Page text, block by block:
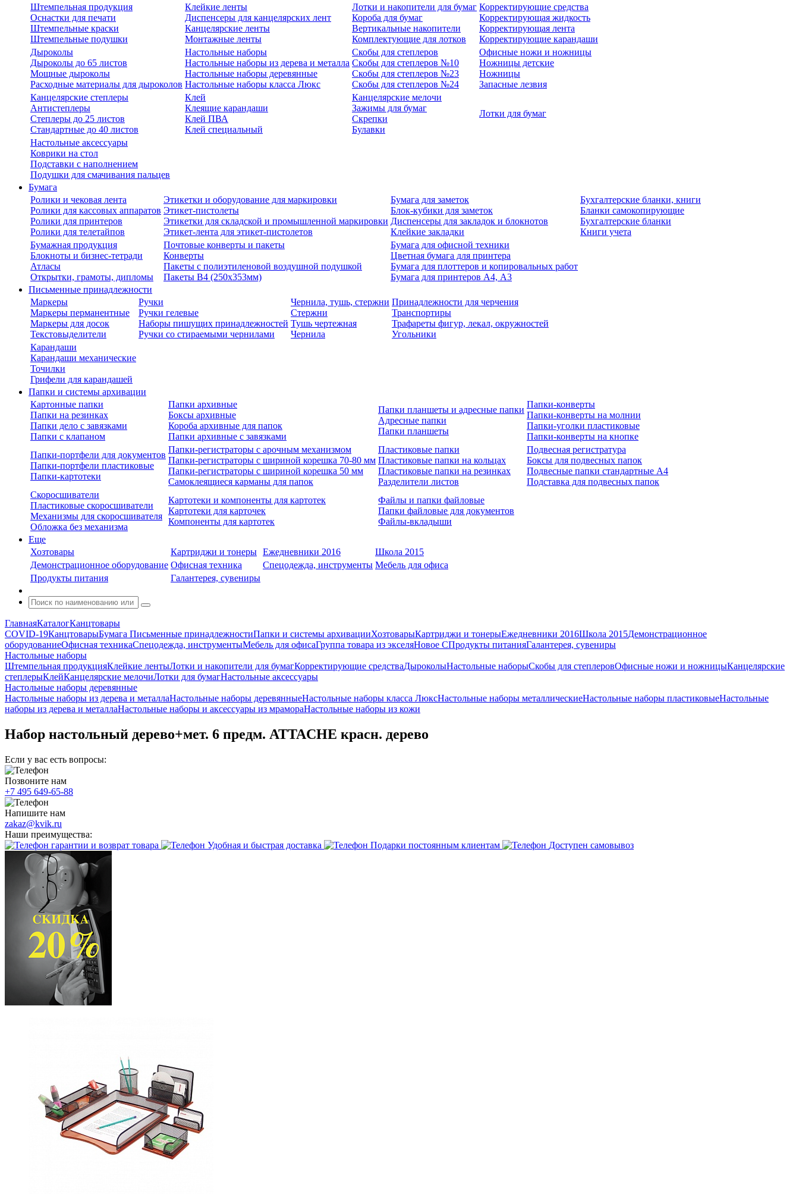
Штемпельная продукция
Оснастки для печати
Штемпельные краски
Штемпельные подушки
Клейкие ленты
Диспенсеры для канцелярских лент
Канцелярские ленты
Монтажные ленты
Лотки и накопители для бумаг
Короба для бумаг
Вертикальные накопители
Комплектующие для лотков
Корректирующие средства
Корректирующая жидкость
Корректирующая лента
Корректирующие карандаши
Дыроколы
Дыроколы до 65 листов
Мощные дыроколы
Расходные материалы для дыроколов
Настольные наборы
Настольные наборы из дерева и металла
Настольные наборы деревянные
Настольные наборы класса Люкс
Скобы для степлеров
Скобы для степлеров №10
Скобы для степлеров №23
Скобы для степлеров №24
Офисные ножи и ножницы
Ножницы детские
Ножницы
Запасные лезвия
Канцелярские степлеры
Антистеплеры
Степлеры до 25 листов
Стандартные до 40 листов
Клей
Клеящие карандаши
Клей ПВА
Клей специальный
Канцелярские мелочи
Зажимы для бумаг
Скрепки
Булавки
Лотки для бумаг
Настольные аксессуары
Коврики на стол
Подставки с наполнением
Подушки для смачивания пальцев
Бумага
Ролики и чековая лента
Ролики для кассовых аппаратов
Ролики для принтеров
Ролики для телетайпов
Этикетки и оборудование для маркировки
Этикет-пистолеты
Этикетки для складской и промышленной маркировки
Этикет-лента для этикет-пистолетов
Бумага для заметок
Блок-кубики для заметок
Диспенсеры для закладок и блокнотов
Клейкие закладки
Бухгалтерские бланки, книги
Бланки самокопирующие
Бухгалтерские бланки
Книги учета
Бумажная продукция
Блокноты и бизнес-тетради
Атласы
Открытки, грамоты, дипломы
Почтовые конверты и пакеты
Конверты
Пакеты с полиэтиленовой воздушной подушкой
Пакеты В4 (250х353мм)
Бумага для офисной техники
Цветная бумага для принтера
Бумага для плоттеров и копировальных работ
Бумага для принтеров А4, А3
Письменные принадлежности
Маркеры
Маркеры перманентные
Маркеры для досок
Текстовыделители
Ручки
Ручки гелевые
Наборы пишущих принадлежностей
Ручки со стираемыми чернилами
Чернила, тушь, стержни
Стержни
Тушь чертежная
Чернила
Принадлежности для черчения
Транспортиры
Трафареты фигур, лекал, окружностей
Угольники
Карандаши
Карандаши механические
Точилки
Грифели для карандашей
Папки и системы архивации
Картонные папки
Папки на резинках
Папки дело с завязками
Папки с клапаном
Папки архивные
Боксы архивные
Короба архивные для папок
Папки архивные с завязками
Папки планшеты и адресные папки
Адресные папки
Папки планшеты
Папки-конверты
Папки-конверты на молнии
Папки-уголки пластиковые
Папки-конверты на кнопке
Папки-портфели для документов
Папки-портфели пластиковые
Папки-картотеки
Папки-регистраторы с арочным механизмом
Папки-регистраторы с шириной корешка 70-80 мм
Папки-регистраторы с шириной корешка 50 мм
Самоклеящиеся карманы для папок
Пластиковые папки
Пластиковые папки на кольцах
Пластиковые папки на резинках
Разделители листов
Подвесная регистратура
Боксы для подвесных папок
Подвесные папки стандартные А4
Подставка для подвесных папок
Скоросшиватели
Пластиковые скоросшиватели
Механизмы для скоросшивателя
Обложка без механизма
Картотеки и компоненты для картотек
Картотеки для карточек
Компоненты для картотек
Файлы и папки файловые
Папки файловые для документов
Файлы-вкладыши
Еще
Хозтовары
Картриджи и тонеры Ежедневники 2016
Школа 2015
Демонстрационное оборудование Офисная техника Спецодежда, инструменты Мебель для офиса
Продукты питания
Галантерея, сувениры
ГлавнаяКаталогКанцтовары
COVID-19КанцтоварыБумага Письменные принадлежностиПапки и системы архивацииХозтоварыКартриджи и тонерыЕжедневники 2016Школа 2015Демонстрационное
оборудованиеОфисная техникаСпецодежда, инструментыМебель для офисаГруппа товара из экселяНовое СПродукты питанияГалантерея, сувениры
Настольные наборы
Штемпельная продукцияКлейкие лентыЛотки и накопители для бумагКорректирующие средстваДыроколыНастольные наборыСкобы для степлеровОфисные ножи и ножницыКанцелярские
степлерыКлейКанцелярские мелочиЛотки для бумагНастольные аксессуары
Настольные наборы деревянные
Настольные наборы из дерева и металлаНастольные наборы деревянныеНастольные наборы класса ЛюксНастольные наборы металлическиеНастольные наборы пластиковыеНастольные
наборы из дерева и металлаНастольные наборы и аксессуары из мрамораНастольные наборы из кожи
Набор настольный дерево+мет. 6 предм. ATTACHE красн. дерево
Если у вас есть вопросы:
Позвоните нам
+7 495 649-65-88
Напишите нам
zakaz@kvik.ru
Наши преимущества:
гарантии и возврат товара
Удобная и быстрая доставка Подарки постоянным клиентам Доступен самовывоз